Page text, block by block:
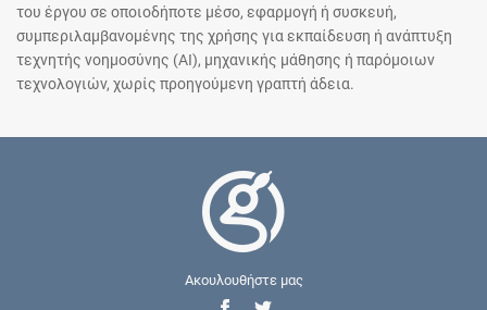
του έργου σε οποιοδήποτε μέσο, εφαρμογή ή συσκευή,
συμπεριλαμβανομένης της χρήσης για εκπαίδευση ή ανάπτυξη
τεχνητής νοημοσύνης (AI), μηχανικής μάθησης ή παρόμοιων
τεχνολογιών, χωρίς προηγούμενη γραπτή άδεια.
Ακουλουθήστε μας